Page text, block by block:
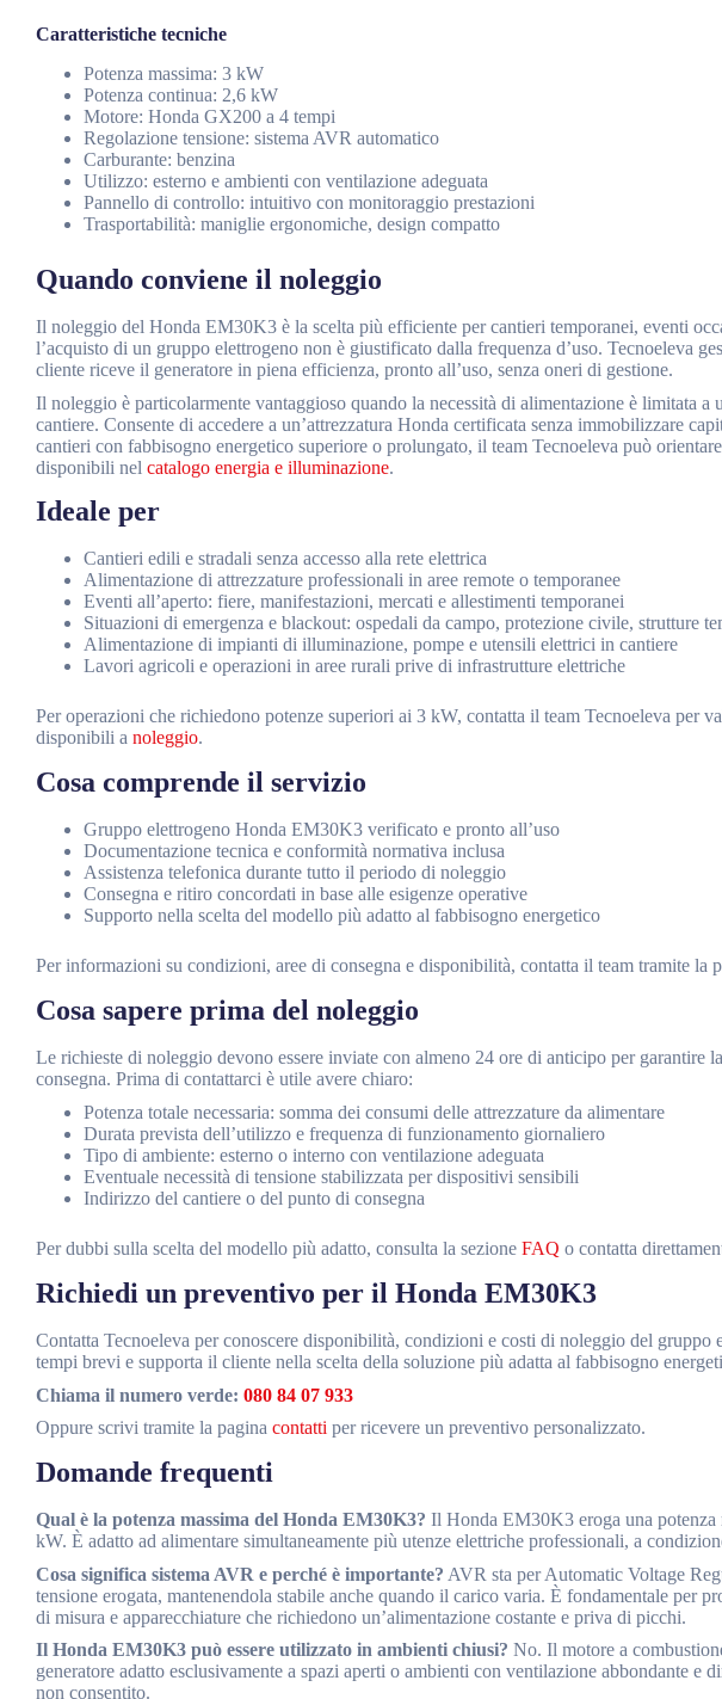
Caratteristiche tecniche
Potenza massima: 3 kW
Potenza continua: 2,6 kW
Motore: Honda GX200 a 4 tempi
Regolazione tensione: sistema AVR automatico
Carburante: benzina
Utilizzo: esterno e ambienti con ventilazione adeguata
Pannello di controllo: intuitivo con monitoraggio prestazioni
Trasportabilità: maniglie ergonomiche, design compatto
Quando conviene il noleggio
Il noleggio del Honda EM30K3 è la scelta più efficiente per cantieri temporanei, eventi
l’acquisto di un gruppo elettrogeno non è giustificato dalla frequenza d’uso. Tecnoeleva
cliente riceve il generatore in piena efficienza, pronto all’uso, senza oneri di gestione.
Il noleggio è particolarmente vantaggioso quando la necessità di alimentazione è limitata a
cantiere. Consente di accedere a un’attrezzatura Honda certificata senza immobilizzare
cantieri con fabbisogno energetico superiore o prolungato, il team Tecnoeleva può
disponibili nel catalogo energia e illuminazione.
Ideale per
Cantieri edili e stradali senza accesso alla rete elettrica
Alimentazione di attrezzature professionali in aree remote o temporanee
Eventi all’aperto: fiere, manifestazioni, mercati e allestimenti temporanei
Situazioni di emergenza e blackout: ospedali da campo, protezione civile, strutture
Alimentazione di impianti di illuminazione, pompe e utensili elettrici in cantiere
Lavori agricoli e operazioni in aree rurali prive di infrastrutture elettriche
Per operazioni che richiedono potenze superiori ai 3 kW, contatta il team Tecnoeleva per
disponibili a noleggio.
Cosa comprende il servizio
Gruppo elettrogeno Honda EM30K3 verificato e pronto all’uso
Documentazione tecnica e conformità normativa inclusa
Assistenza telefonica durante tutto il periodo di noleggio
Consegna e ritiro concordati in base alle esigenze operative
Supporto nella scelta del modello più adatto al fabbisogno energetico
Per informazioni su condizioni, aree di consegna e disponibilità, contatta il team tramite la
Cosa sapere prima del noleggio
Le richieste di noleggio devono essere inviate con almeno 24 ore di anticipo per garantire
consegna. Prima di contattarci è utile avere chiaro:
Potenza totale necessaria: somma dei consumi delle attrezzature da alimentare
Durata prevista dell’utilizzo e frequenza di funzionamento giornaliero
Tipo di ambiente: esterno o interno con ventilazione adeguata
Eventuale necessità di tensione stabilizzata per dispositivi sensibili
Indirizzo del cantiere o del punto di consegna
Per dubbi sulla scelta del modello più adatto, consulta la sezione FAQ o contatta
Richiedi un preventivo per il Honda EM30K3
Contatta Tecnoeleva per conoscere disponibilità, condizioni e costi di noleggio del
tempi brevi e supporta il cliente nella scelta della soluzione più adatta al fabbisogno
Chiama il numero verde: 080 84 07 933
Oppure scrivi tramite la pagina contatti per ricevere un preventivo personalizzato.
Domande frequenti
Qual è la potenza massima del Honda EM30K3? Il Honda EM30K3 eroga una
kW. È adatto ad alimentare simultaneamente più utenze elettriche professionali, a
Cosa significa sistema AVR e perché è importante? AVR sta per Automatic Voltage
tensione erogata, mantenendola stabile anche quando il carico varia. È fondamentale per
di misura e apparecchiature che richiedono un’alimentazione costante e priva di picchi.
Il Honda EM30K3 può essere utilizzato in ambienti chiusi? No. Il motore a
generatore adatto esclusivamente a spazi aperti o ambienti con ventilazione abbondante e
non consentito.